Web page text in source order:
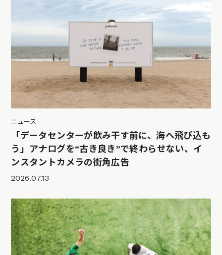
ニュース
「データセンターが飲み干す前に、海へ飛び込も
う」アナログを“古き良き”で終わらせない、イ
ンスタントカメラの街角広告
2026.07.13